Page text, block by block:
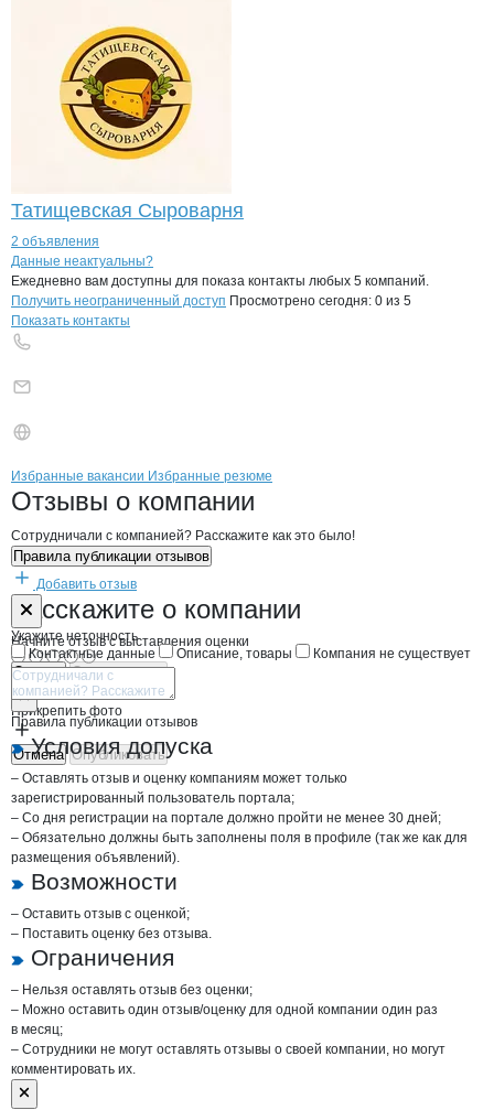
Татищевская Сыроварня
2 объявления
Контактыкомпании
+7(800)000-00-..
Данные неактуальны?
Ежедневно вам доступны для показа контакты любых 5 компаний.
Получить неограниченный доступ Просмотрено сегодня: 0 из 5
Показать контакты
Брендыкомпани СЛАВМОЛОКО
Вакансии вСЛАВМОЛОКО
Избранные вакансии Избранные резюме
Новости oСЛАВМОЛОКО
Отзывы о компании
Сотрудничали с компанией? Расскажите как это было!
Правила публикации отзывов
Добавить отзыв
Расскажите о компании
Начните отзыв с выставления оценки
Прикрепить фото
Отмена Опубликовать
Форма обратной связи о неточностях
Укажите неточность
Контактные данные
Описание, товары Компания не существует
Отмена Опубликовать
Правила публикации отзывов
Условия допуска
– Оставлять отзыв и оценку компаниям может только
зарегистрированный пользователь портала;
– Со дня регистрации на портале должно пройти не менее 30 дней;
– Обязательно должны быть заполнены поля в профиле (так же как для
размещения объявлений).
Возможности
– Оставить отзыв с оценкой;
– Поставить оценку без отзыва.
Ограничения
– Нельзя оставлять отзыв без оценки;
– Можно оставить один отзыв/оценку для одной компании один раз
в месяц;
– Сотрудники не могут оставлять отзывы о своей компании, но могут
комментировать их.